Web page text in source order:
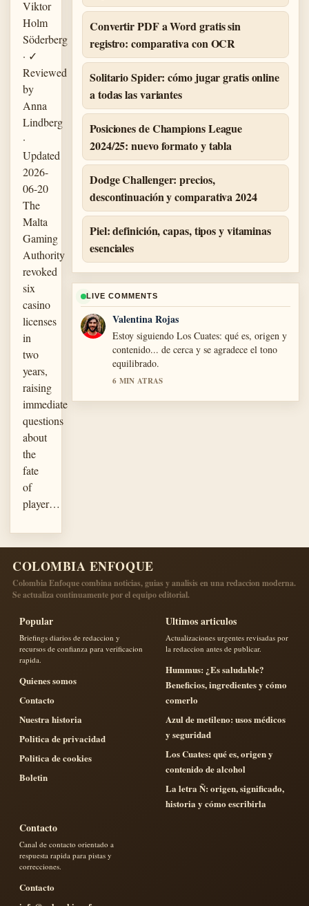
Viktor
Holm
Söderberg
· ✓
Reviewed
by
Anna
Lindberg
·
Updated
2026-
06-20
The
Malta
Gaming
Authority
revoked
six
casino
licenses
in
two
years,
raising
immediate
questions
about
the
fate
of
player…
Convertir PDF a Word gratis sin
registro: comparativa con OCR
Solitario Spider: cómo jugar gratis online
a todas las variantes
Posiciones de Champions League
2024/25: nuevo formato y tabla
Dodge Challenger: precios,
descontinuación y comparativa 2024
Piel: definición, capas, tipos y vitaminas
esenciales
LIVE COMMENTS
Valentina Rojas
Estoy siguiendo Los Cuates: qué es, origen y
contenido... de cerca y se agradece el tono
equilibrado.
6 MIN ATRAS
COLOMBIA ENFOQUE
Colombia Enfoque combina noticias, guias y analisis en una redaccion moderna.
Se actualiza continuamente por el equipo editorial.
Popular
Briefings diarios de redaccion y
recursos de confianza para verificacion
rapida.
Quienes somos
Contacto
Nuestra historia
Politica de privacidad
Politica de cookies
Boletin
Ultimos articulos
Actualizaciones urgentes revisadas por
la redaccion antes de publicar.
Hummus: ¿Es saludable?
Beneficios, ingredientes y cómo
comerlo
Azul de metileno: usos médicos
y seguridad
Los Cuates: qué es, origen y
contenido de alcohol
La letra Ñ: origen, significado,
historia y cómo escribirla
Contacto
Canal de contacto orientado a
respuesta rapida para pistas y
correcciones.
Contacto